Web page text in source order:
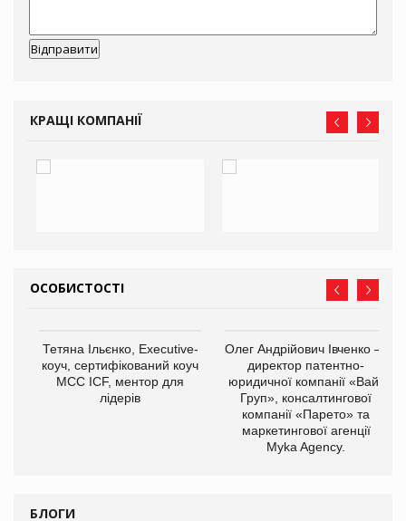
КРАЩІ КОМПАНІЇ
ОСОБИСТОСТІ
Тетяна Ільєнко, Executive-
коуч, сертифікований коуч
МСС ICF, ментор для
лідерів
Олег Андрійович Івченко —
директор патентно-
юридичної компанії «Вайз
Груп», консалтингової
компанії «Парето» та
маркетингової агенції
Myka Agency.
БЛОГИ